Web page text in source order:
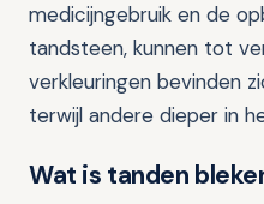
medicijngebruik en de
tandsteen, kunnen tot
verkleuringen bevinden
terwijl andere dieper in
Wat is tanden